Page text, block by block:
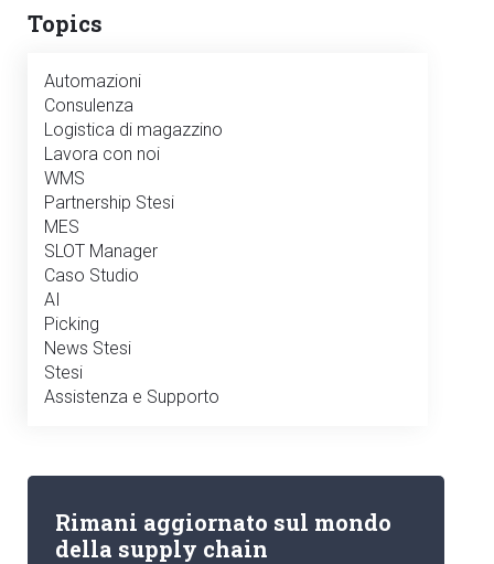
Topics
Automazioni
Consulenza
Logistica di magazzino
Lavora con noi
WMS
Partnership Stesi
MES
SLOT Manager
Caso Studio
AI
Picking
News Stesi
Stesi
Assistenza e Supporto
Rimani aggiornato sul mondo
della supply chain